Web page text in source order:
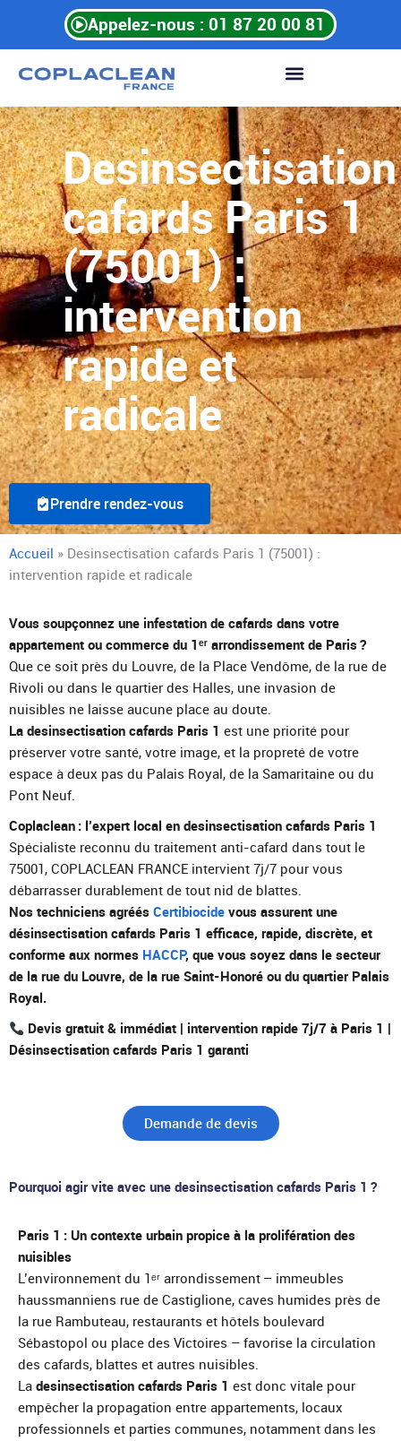
contenu
Appelez-nous : 01 87 20 00 81
Desinsectisation
cafards Paris 1
(75001) :
intervention
rapide et
radicale
Prendre rendez-vous
Accueil » Desinsectisation cafards Paris 1 (75001) :
intervention rapide et radicale
Vous soupçonnez une infestation de cafards dans votre
appartement ou commerce du 1ᵉʳ arrondissement de Paris ?
Que ce soit près du Louvre, de la Place Vendôme, de la rue de
Rivoli ou dans le quartier des Halles, une invasion de
nuisibles ne laisse aucune place au doute.
La desinsectisation cafards Paris 1 est une priorité pour
préserver votre santé, votre image, et la propreté de votre
espace à deux pas du Palais Royal, de la Samaritaine ou du
Pont Neuf.
Coplaclean : l’expert local en desinsectisation cafards Paris 1
Spécialiste reconnu du traitement anti-cafard dans tout le
75001, COPLACLEAN FRANCE intervient 7j/7 pour vous
débarrasser durablement de tout nid de blattes.
Nos techniciens agréés Certibiocide vous assurent une
désinsectisation cafards Paris 1 efficace, rapide, discrète, et
conforme aux normes HACCP, que vous soyez dans le secteur
de la rue du Louvre, de la rue Saint-Honoré ou du quartier Palais
Royal.
Devis gratuit & immédiat | intervention rapide 7j/7 à Paris 1 |
Désinsectisation cafards Paris 1 garanti
Demande de devis
Pourquoi agir vite avec une desinsectisation cafards Paris 1 ?
Paris 1 : Un contexte urbain propice à la prolifération des
nuisibles
L’environnement du 1ᵉʳ arrondissement – immeubles
haussmanniens rue de Castiglione, caves humides près de
la rue Rambuteau, restaurants et hôtels boulevard
Sébastopol ou place des Victoires – favorise la circulation
des cafards, blattes et autres nuisibles.
La desinsectisation cafards Paris 1 est donc vitale pour
empêcher la propagation entre appartements, locaux
professionnels et parties communes, notamment dans les